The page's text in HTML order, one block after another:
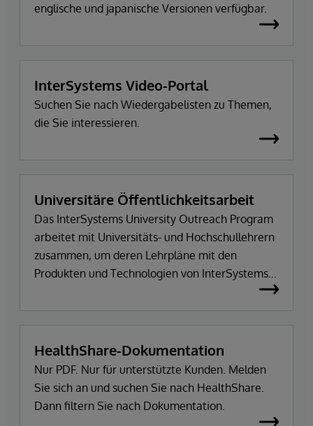
englische und japanische Versionen verfügbar.
InterSystems Video-Portal
Suchen Sie nach Wiedergabelisten zu Themen,
die Sie interessieren.
Universitäre Öffentlichkeitsarbeit
Das InterSystems University Outreach Program
arbeitet mit Universitäts- und Hochschullehrern
zusammen, um deren Lehrpläne mit den
Produkten und Technologien von InterSystems
HealthShare-Dokumentation
Nur PDF. Nur für unterstützte Kunden. Melden
Sie sich an und suchen Sie nach HealthShare.
Dann filtern Sie nach Dokumentation.